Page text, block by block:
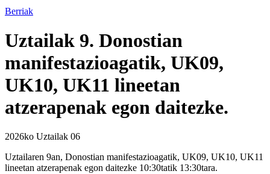
Berriak
Uztailak 9. Donostian
manifestazioagatik, UK09,
UK10, UK11 lineetan
atzerapenak egon daitezke.
2026ko Uztailak 06
Uztailaren 9an, Donostian manifestazioagatik, UK09, UK10, UK11
lineetan atzerapenak egon daitezke 10:30tatik 13:30tara.